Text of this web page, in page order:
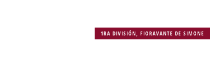
1RA DIVISIÓN ,FIORAVANTE DE SIMONE